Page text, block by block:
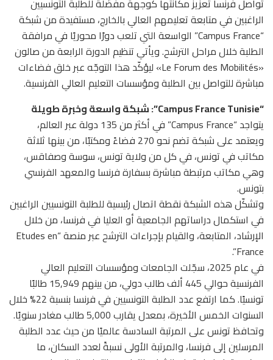
تواصل فرنسا تعزيز مكانتها كوجهة مفضّلة للطلبة التونسيين
الراغبين في متابعة تعليمهم العالي بالخارج، مستفيدة من شبكة
“Campus France” الواسعة التي تلعب دورًا محوريًا في مرافقة
الطلبة خلال مراحل الترشح. ويأتي تنظيم الدورة الرابعة من صالون
«Le Forum des Mobilités» ليؤكّد هذا التوجّه عبر خلق فضاءات
مباشرة للتواصل بين الطلبة ومؤسسات التعليم العالي الفرنسية.
“Campus France Tunisie”: شبكة واسعة وخبرة طويلة
يتواجد “Campus France” في أكثر من 135 دولة عبر العالم،
ويعتمد على شبكة تضم نحو 270 فضاءً ومكتبًا، من بينها ثلاثة
مكاتب في تونس، في كل من ولاية تونس، سوسة وصفاقس،
وهي مكاتب مرتبطة مباشرة بسفارة فرنسا والمعهد الفرنسي
بتونس.
وتشكّل هذه الشبكة نقطة اتصال رئيسية للطلبة التونسيين الراغبين
في استكمال دراساتهم الجامعية أو العليا في فرنسا، من خلال
الإرشاد، المتابعة، والقيام بإجراءات الترشح عبر منصة “Etudes en
France”.
في عام 2025، سجّلت الجامعات ومؤسسات التعليم العالي
الفرنسية حوالي 445 ألف طالب دولي، من بينهم 15,949 طالبًا
تونسيًا. كما ارتفع عدد الطلبة التونسيين في فرنسا بنسبة 22% خلال
السنوات الخمس الأخيرة، بمعدل يقارب 5,000 طالب مغادر سنويًا.
وتحافظ تونس على المرتبة السادسة عالميًا من حيث عدد الطلبة
المرسلين إلى فرنسا، والمرتبة الأولى نسبةً لعدد السكان، ما